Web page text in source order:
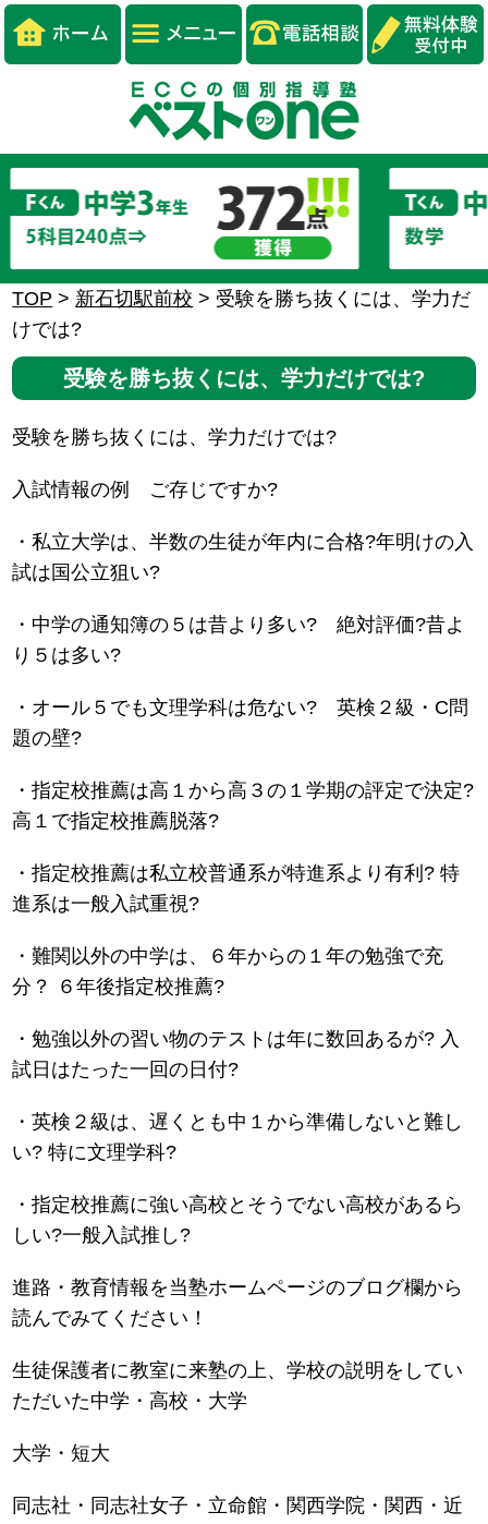
TOP > 新石切駅前校 > 受験を勝ち抜くには、学力だ
けでは?
受験を勝ち抜くには、学力だけでは?
受験を勝ち抜くには、学力だけでは?
入試情報の例 ご存じですか?
・私立大学は、半数の生徒が年内に合格?年明けの入
試は国公立狙い?
・中学の通知簿の５は昔より多い? 絶対評価?昔よ
り５は多い?
・オール５でも文理学科は危ない? 英検２級・C問
題の壁?
・指定校推薦は高１から高３の１学期の評定で決定?
高１で指定校推薦脱落?
・指定校推薦は私立校普通系が特進系より有利? 特
進系は一般入試重視?
・難関以外の中学は、６年からの１年の勉強で充
分？ ６年後指定校推薦?
・勉強以外の習い物のテストは年に数回あるが? 入
試日はたった一回の日付?
・英検２級は、遅くとも中１から準備しないと難し
い? 特に文理学科?
・指定校推薦に強い高校とそうでない高校があるら
しい?一般入試推し?
進路・教育情報を当塾ホームページのブログ欄から
読んでみてください！
生徒保護者に教室に来塾の上、学校の説明をしてい
ただいた中学・高校・大学
大学・短大
同志社・同志社女子・立命館・関西学院・関西・近